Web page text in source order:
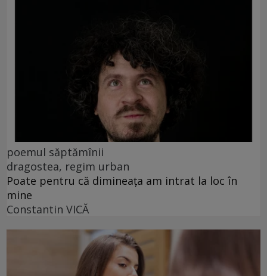
poemul săptămînii
dragostea, regim urban
Poate pentru că dimineața am intrat la loc în
mine
Constantin VICĂ